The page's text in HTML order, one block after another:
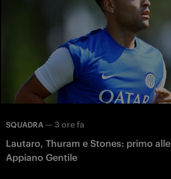
SQUADRA — 3 ore fa
Lautaro, Thuram e Stones: primo
Appiano Gentile